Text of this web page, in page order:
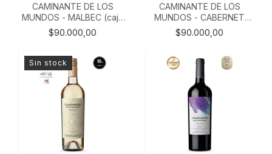
CAMINANTE DE LOS
MUNDOS - MALBEC (caja
X 6)
$90.000,00
CAMINANTE DE LOS
MUNDOS - CABERNET
FRANC (caja X 6)
$90.000,00
Sin stock